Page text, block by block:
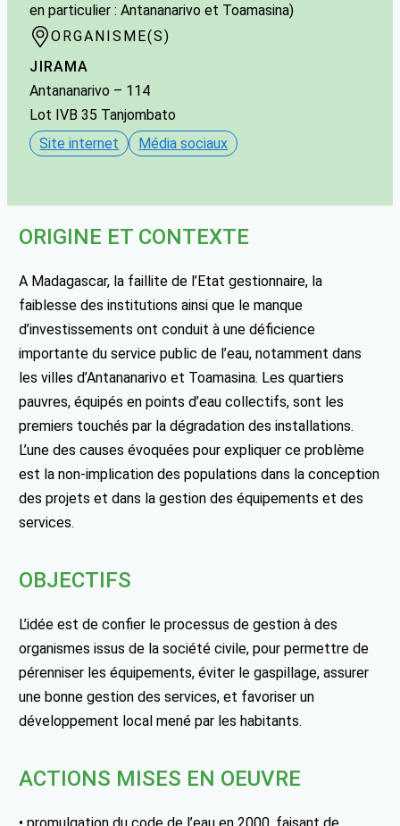
en particulier : Antananarivo et Toamasina)
ORGANISME(S)
JIRAMA
Antananarivo – 114
Lot IVB 35 Tanjombato
Site internet
Média sociaux
ORIGINE ET CONTEXTE
A Madagascar, la faillite de l’Etat gestionnaire, la
faiblesse des institutions ainsi que le manque
d’investissements ont conduit à une déficience
importante du service public de l’eau, notamment dans
les villes d’Antananarivo et Toamasina. Les quartiers
pauvres, équipés en points d’eau collectifs, sont les
premiers touchés par la dégradation des installations.
L’une des causes évoquées pour expliquer ce problème
est la non-implication des populations dans la conception
des projets et dans la gestion des équipements et des
services.
OBJECTIFS
L’idée est de confier le processus de gestion à des
organismes issus de la société civile, pour permettre de
pérenniser les équipements, éviter le gaspillage, assurer
une bonne gestion des services, et favoriser un
développement local mené par les habitants.
ACTIONS MISES EN OEUVRE
• promulgation du code de l’eau en 2000, faisant de